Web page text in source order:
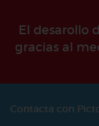
El desarollo
gracias al
Contacta con